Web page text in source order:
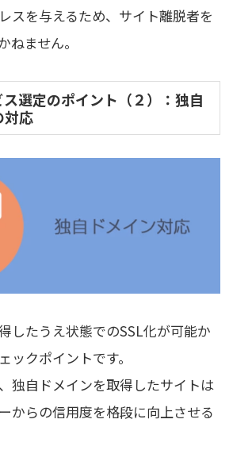
スを与えるため、サイト離脱者を
ねません。
選定のポイント（２）：独自
対応
したうえ状態でのSSL化が可能か
ックポイントです。
独自ドメインを取得したサイトは
からの信用度を格段に向上させる